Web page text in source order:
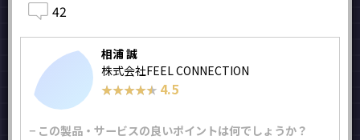
42
相浦 誠
株式会社FEEL CONNECTION
★★★★★
★★★★★ 4.5
− この製品・サービスの良いポイントは何でしょうか？